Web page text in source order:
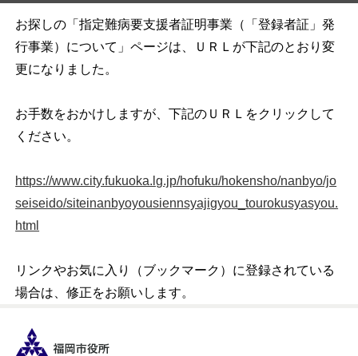
お探しの「指定難病要支援者証明事業（「登録者証」発
行事業）について」ページは、ＵＲＬが下記のとおり変
更になりました。
お手数をおかけしますが、下記のＵＲＬをクリックして
ください。
https://www.city.fukuoka.lg.jp/hofuku/hokensho/nanbyo/jo
seiseido/siteinanbyoyousiennsyajigyou_tourokusyasyou.
html
リンクやお気に入り（ブックマーク）に登録されている
場合は、修正をお願いします。